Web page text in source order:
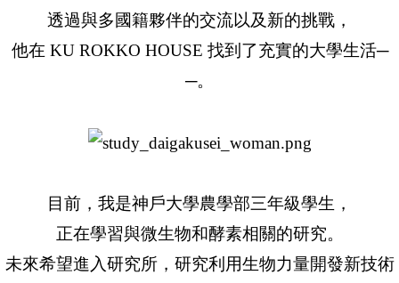
透過與多國籍夥伴的交流以及新的挑戰，
他在 KU ROKKO HOUSE 找到了充實的大學生活─
─。
目前，我是神戶大學農學部三年級學生，
正在學習與微生物和酵素相關的研究。
未來希望進入研究所，研究利用生物力量開發新技術